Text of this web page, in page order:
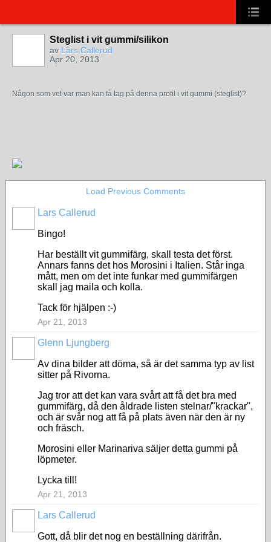
Steglist i vit gummi/silikon
av Lars Callerud
Apr 20, 2013
Någon som vet var man kan få tag på denna profil i vit gummi (steglist)?
Load Previous Comments
Lars Callerud
Bingo!
Har beställt vit gummifärg, skall testa det först.
Annars fanns det hos Morosini i Italien. Står inga
mått, men om det inte funkar med gummifärgen
skall jag maila och kolla.
Tack för hjälpen :-)
Apr 21, 2013
Glenn Ljungberg
Av dina bilder att döma, så är det samma typ av list
sitter på Rivorna.
Jag tror att det kan vara svårt att få det bra med
gummifärg, då den åldrade listen stelnar/"krackar",
och är svår nog att få på plats även när den är ny
och fräsch.
Morosini eller Marinariva säljer detta gummi på
löpmeter.
Lycka till!
Apr 21, 2013
Lars Callerud
Gott, då blir det nog en beställning därifrån.